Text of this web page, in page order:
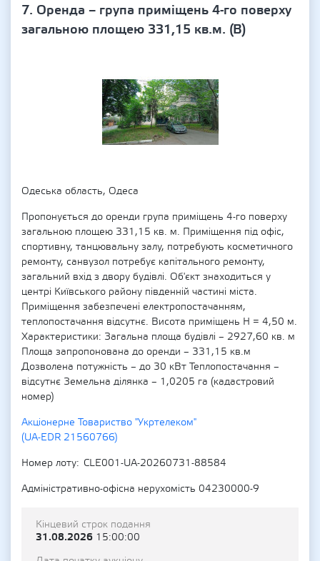
7. Оренда – група приміщень 4-го поверху
загальною площею 331,15 кв.м. (В)
Одеська область, Одеса
Пропонується до оренди група приміщень 4-го поверху
загальною площею 331,15 кв. м. Приміщення під офіс,
спортивну, танцювальну залу, потребують косметичного
ремонту, санвузол потребує капітального ремонту,
загальний вхід з двору будівлі. Об'єкт знаходиться у
центрі Київського району південній частині міста.
Приміщення забезпечені електропостачанням,
теплопостачання відсутнє. Висота приміщень Н = 4,50 м.
Характеристики: Загальна площа будівлі – 2927,60 кв. м
Площа запропонована до оренди – 331,15 кв.м
Дозволена потужність – до 30 кВт Теплопостачання –
відсутнє Земельна ділянка – 1,0205 га (кадастровий
номер)
Акціонерне Товариство "Укртелеком"
(UA-EDR 21560766)
Номер лоту
CLE001-UA-20260731-88584
Адміністративно-офісна нерухомість 04230000-9
Кінцевий строк подання
31.08.2026 15:00:00